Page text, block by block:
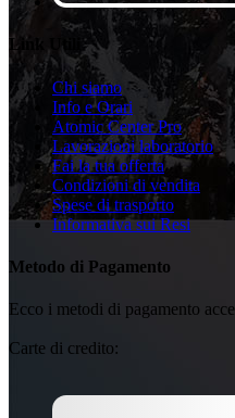
Link Utili
Chi siamo
Info e Orari
Atomic Center Pro
Lavorazioni laboratorio
Fai la tua offerta
Condizioni di vendita
Spese di trasporto
Informativa sui Resi
Metodo di Pagamento
Ecco i metodi di pagamento
Carte di credito: